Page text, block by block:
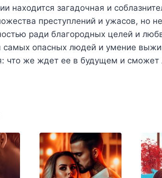
находится загадочная и
преступлений и ужасов, но
ради благородных целей и
самых опасных людей и умение
что же ждет ее в будущем и сможет